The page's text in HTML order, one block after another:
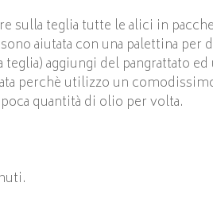
sulla teglia tutte le alici in
aiutata con una palettina per
aggiungi del pangrattato
perchè utilizzo un
quantità di olio per volta.